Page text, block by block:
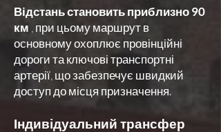
Відстань становить приблизно 90
км , при цьому маршрут в
основному охоплює провінційні
дороги та ключові транспортні
артерії, що забезпечує швидкий
доступ до місця призначення.
Індивідуальний трансфер